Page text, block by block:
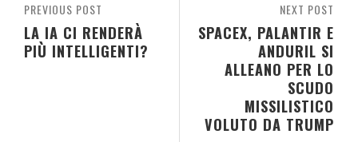
NEXT POST
SPACEX, PALANTIR E
ANDURIL SI
ALLEANO PER LO
SCUDO
MISSILISTICO
VOLUTO DA TRUMP
PREVIOUS POST
LA IA CI RENDERÀ
PIÙ INTELLIGENTI?